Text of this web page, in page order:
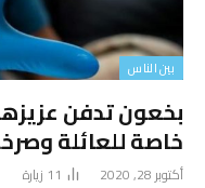
بين الناس
بخعون تدفن
خاصة للعائلة
أكتوبر 28, 2020 11 زيارة